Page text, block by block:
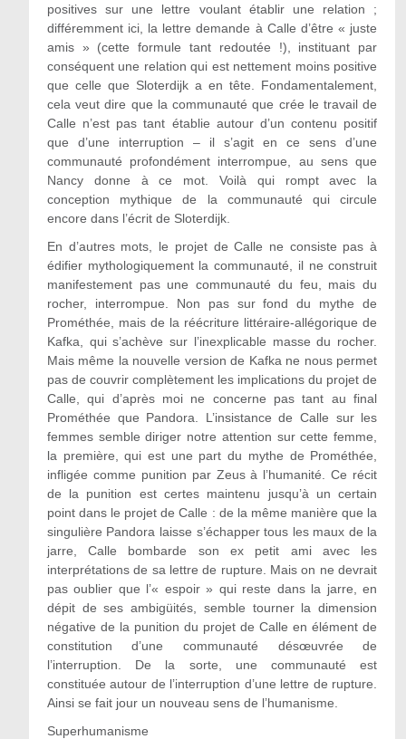
positives sur une lettre voulant établir une relation ;
différemment ici, la lettre demande à Calle d’être « juste
amis » (cette formule tant redoutée !), instituant par
conséquent une relation qui est nettement moins positive
que celle que Sloterdijk a en tête. Fondamentalement,
cela veut dire que la communauté que crée le travail de
Calle n’est pas tant établie autour d’un contenu positif
que d’une interruption – il s’agit en ce sens d’une
communauté profondément interrompue, au sens que
Nancy donne à ce mot. Voilà qui rompt avec la
conception mythique de la communauté qui circule
encore dans l’écrit de Sloterdijk.
En d’autres mots, le projet de Calle ne consiste pas à
édifier mythologiquement la communauté, il ne construit
manifestement pas une communauté du feu, mais du
rocher, interrompue. Non pas sur fond du mythe de
Prométhée, mais de la réécriture littéraire-allégorique de
Kafka, qui s’achève sur l’inexplicable masse du rocher.
Mais même la nouvelle version de Kafka ne nous permet
pas de couvrir complètement les implications du projet de
Calle, qui d’après moi ne concerne pas tant au final
Prométhée que Pandora. L’insistance de Calle sur les
femmes semble diriger notre attention sur cette femme,
la première, qui est une part du mythe de Prométhée,
infligée comme punition par Zeus à l’humanité. Ce récit
de la punition est certes maintenu jusqu’à un certain
point dans le projet de Calle : de la même manière que la
singulière Pandora laisse s’échapper tous les maux de la
jarre, Calle bombarde son ex petit ami avec les
interprétations de sa lettre de rupture. Mais on ne devrait
pas oublier que l’« espoir » qui reste dans la jarre, en
dépit de ses ambigüités, semble tourner la dimension
négative de la punition du projet de Calle en élément de
constitution d’une communauté désœuvrée de
l’interruption. De la sorte, une communauté est
constituée autour de l’interruption d’une lettre de rupture.
Ainsi se fait jour un nouveau sens de l’humanisme.
Superhumanisme